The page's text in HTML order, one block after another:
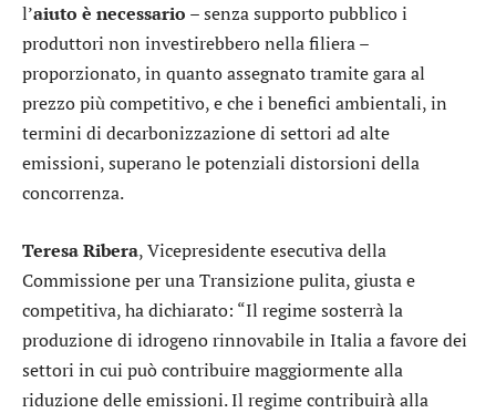
l’aiuto è necessario – senza supporto pubblico i
produttori non investirebbero nella filiera –
proporzionato, in quanto assegnato tramite gara al
prezzo più competitivo, e che i benefici ambientali, in
termini di decarbonizzazione di settori ad alte
emissioni, superano le potenziali distorsioni della
concorrenza.
TeresaRibera, Vicepresidente esecutiva della
Commissione per una Transizione pulita, giusta e
competitiva, ha dichiarato: “Il regime sosterrà la
produzione di idrogeno rinnovabile in Italia a favore dei
settori in cui può contribuire maggiormente alla
riduzione delle emissioni. Il regime contribuirà alla